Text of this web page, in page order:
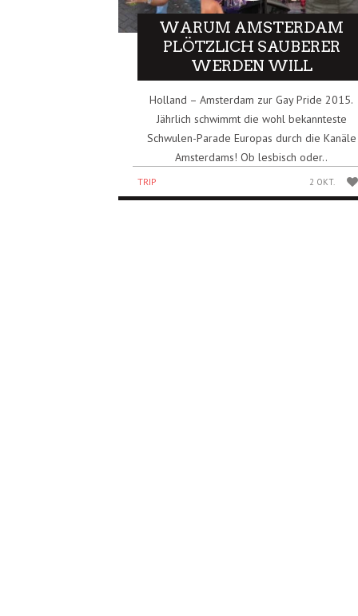
WARUM AMSTERDAM
PLÖTZLICH SAUBERER
WERDEN WILL
Holland – Amsterdam zur Gay Pride 2015.
Jährlich schwimmt die wohl bekannteste
Schwulen-Parade Europas durch die Kanäle
Amsterdams! Ob lesbisch oder..
TRIP 2 OKT.